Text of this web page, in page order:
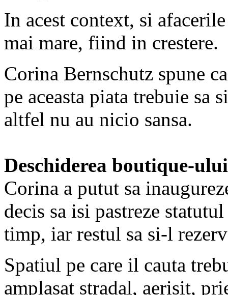
In acest context, si
mai mare, fiind in crestere.
Corina Bernschutz spune
pe aceasta piata trebuie sa
altfel nu au nicio sansa.
Deschiderea boutique-
Corina a putut sa
decis sa isi pastreze
timp, iar restul sa si-l
Spatiul pe care il cauta
amplasat stradal, aerisit,